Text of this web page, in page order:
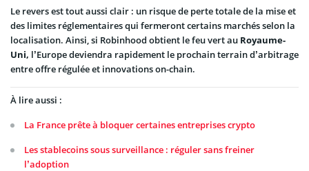
Le revers est tout aussi clair : un risque de perte totale de la mise et
des limites réglementaires qui fermeront certains marchés selon la
localisation. Ainsi, si Robinhood obtient le feu vert au Royaume-
Uni, l’Europe deviendra rapidement le prochain terrain d’arbitrage
entre offre régulée et innovations on-chain.
À lire aussi :
La France prête à bloquer certaines entreprises crypto
Les stablecoins sous surveillance : réguler sans freiner
l’adoption